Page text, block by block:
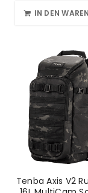
IN DEN
Tenba Axis V2